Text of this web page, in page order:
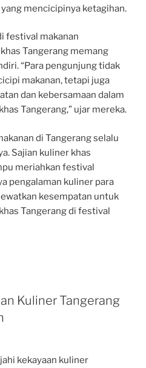
mencicipinya ketagihan.
festival makanan
Tangerang memang
“Para pengunjung tidak
makanan, tetapi juga
dan kebersamaan dalam
Tangerang,” ujar mereka.
di Tangerang selalu
Sajian kuliner khas
meriahkan festival
pengalaman kuliner para
kesempatan untuk
Tangerang di festival
Kuliner Tangerang
kekayaan kuliner